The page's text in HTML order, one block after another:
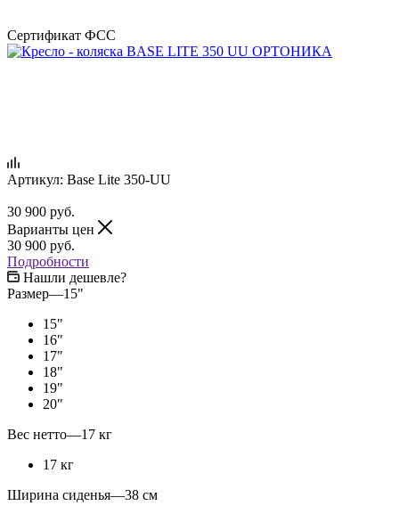
Сертификат ФСС
Артикул: Base Lite 350-UU
30 900 руб.
Варианты цен
30 900 руб.
Подробности
Нашли дешевле?
Размер—15"
15"
16"
17"
18"
19"
20"
Вес нетто—17 кг
17 кг
Ширина сиденья—38 см